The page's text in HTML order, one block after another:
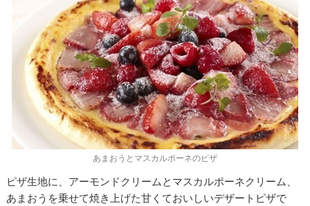
あまおうとマスカルポーネのピザ
ピザ生地に、アーモンドクリームとマスカルポーネクリーム、
あまおうを乗せて焼き上げた甘くておいしいデザートピザで